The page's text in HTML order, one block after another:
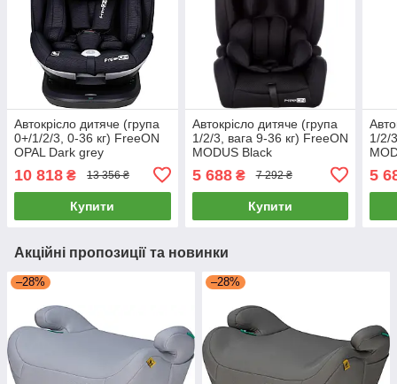
Автокрісло дитяче (група
0+/1/2/3, 0-36 кг) FreeON
OPAL Dark grey
10 818 ₴ 13 356 ₴
Купити
Автокрісло дитяче (група
1/2/3, вага 9-36 кг) FreeON
MODUS Black
5 688₴ 7 292 ₴
Купити
1/2/
5
Акційні пропозиції та новинки
–28% –28%